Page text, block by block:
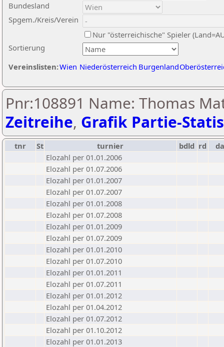
Sortierung
Bundesland
Spgem./Kreis/Verein
Nur "österreichische" Spieler
Vereinslisten:Wien Niederösterreich Burgenland
Pnr:108891 Name: Thomas
Zeitreihe, Grafik Partie-
tnr St turnier bdld rd
Elozahl per 01.01.2006
Elozahl per 01.07.2006
Elozahl per 01.01.2007
Elozahl per 01.07.2007
Elozahl per 01.01.2008
Elozahl per 01.07.2008
Elozahl per 01.01.2009
Elozahl per 01.07.2009
Elozahl per 01.01.2010
Elozahl per 01.07.2010
Elozahl per 01.01.2011
Elozahl per 01.07.2011
Elozahl per 01.01.2012
Elozahl per 01.04.2012
Elozahl per 01.07.2012
Elozahl per 01.10.2012
Elozahl per 01.01.2013